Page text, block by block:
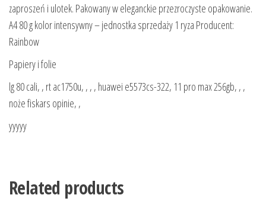
zaproszeń i ulotek. Pakowany w eleganckie przezroczyste opakowanie.
A4 80 g kolor intensywny – jednostka sprzedaży 1 ryza Producent:
Rainbow
Papiery i folie
lg 80 cali, , rt ac1750u, , , , huawei e5573cs-322, 11 pro max 256gb, , ,
noże fiskars opinie, ,
yyyyy
Related products